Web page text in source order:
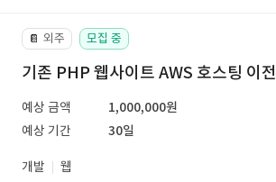
📔 외주 모집 중
기존 PHP 웹사이트 AWS 호스팅 이전
예상 금액
1,000,000원
예상 기간
30일
개발
웹